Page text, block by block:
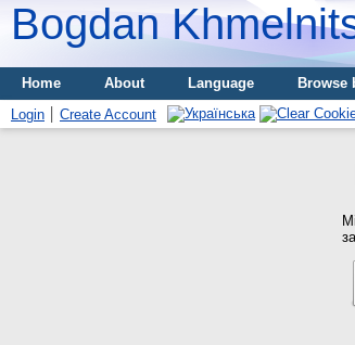
Bogdan
Home About Language Browse
Login
Create Account